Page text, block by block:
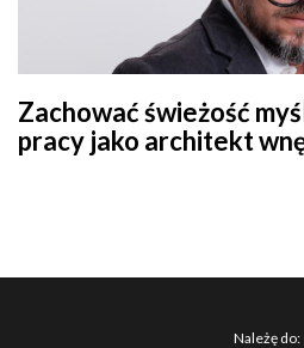
Zachować świeżość
pracy jako architekt
Należę do: